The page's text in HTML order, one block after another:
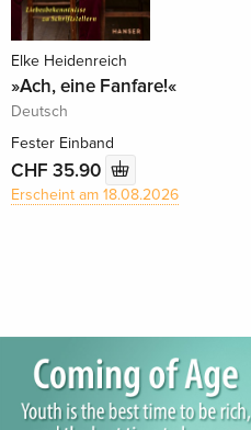
Elke Heidenreich
»Ach, eine Fanfare!«
Deutsch
Fester Einband
CHF 35.90
Erscheint am 18.08.2026